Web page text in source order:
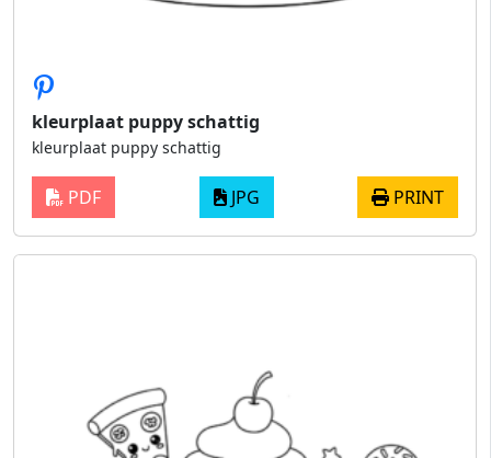
kleurplaat puppy schattig
kleurplaat puppy schattig
PDF JPG PRINT